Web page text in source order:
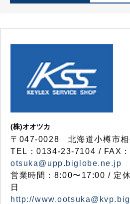
(株)オオツカ
〒047-0028 北海道小樽市相
TEL：0134-23-7104 / FAX
otsuka@upp.biglobe.ne.jp
営業時間：8:00〜17:00 / 定
日
http://